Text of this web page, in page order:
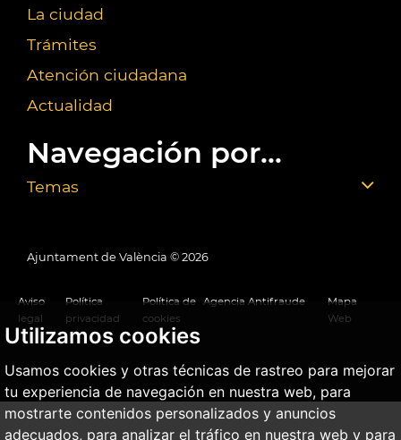
Utilizamos cookies
Usamos cookies y otras técnicas de rastreo para mejorar
tu experiencia de navegación en nuestra web, para
mostrarte contenidos personalizados y anuncios
adecuados, para analizar el tráfico en nuestra web y para
La ciudad
Trámites
Atención ciudadana
Actualidad
Navegación por...
Temas
Ajuntament de València © 2026
Aviso
legal
Política
privacidad
Política de
cookies
Agencia Antifraude
Mapa
Web